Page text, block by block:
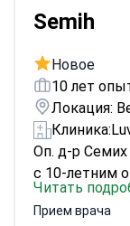
Semih
Новое
10 лет
Локация:
Клиника:
Оп. д-р Семих
с 10-летним
более чем
профиле. Его
Читать
Прием врача